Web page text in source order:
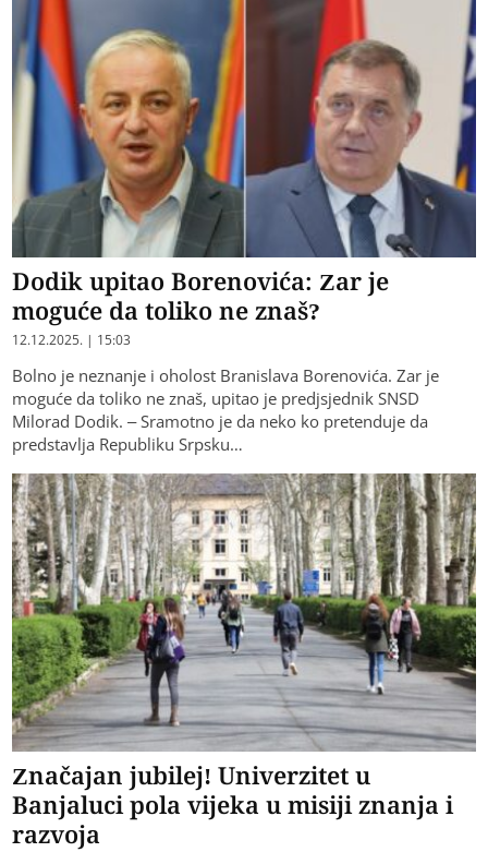
Dodik upitao Borenovića: Zar je
moguće da toliko ne znaš?
12.12.2025. | 15:03
Bolno je neznanje i oholost Branislava Borenovića. Zar je
moguće da toliko ne znaš, upitao je predjsjednik SNSD
Milorad Dodik. – Sramotno je da neko ko pretenduje da
predstavlja Republiku Srpsku…
Značajan jubilej! Univerzitet u
Banjaluci pola vijeka u misiji znanja i
razvoja